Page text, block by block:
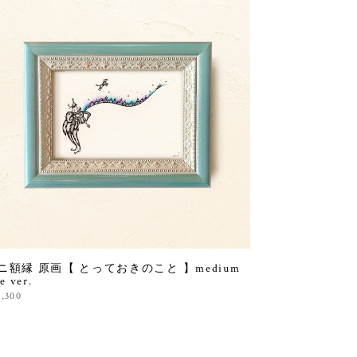
額縁 原画【 とっておきのこと 】medium
ver.